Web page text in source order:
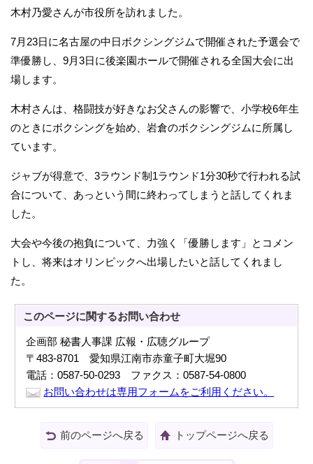
木村乃愛さんが市役所を訪れました。
7月23日に名古屋の中日ボクシングジムで開催された予選会で
準優勝し、9月3日に後楽園ホールで開催される全国大会に出
場します。
木村さんは、格闘技が好きなお父さんの影響で、小学校6年生
のときにボクシングを始め、岩倉のボクシングジムに所属し
ています。
ジャブが得意で、3ラウンド制1ラウンド1分30秒で行われる試
合について、あっという間に終わってしまうと話してくれま
した。
大会や今後の抱負について、力強く「優勝します」とコメン
トし、将来はオリンピックへ出場したいと話してくれまし
た。
このページに関するお問い合わせ
企画部 秘書人事課 広報・広聴グループ
〒483-8701 愛知県江南市赤童子町大堀90
電話：0587-50-0293 ファクス：0587-54-0800
お問い合わせは専用フォームをご利用ください。
前のページへ戻る トップページへ戻る